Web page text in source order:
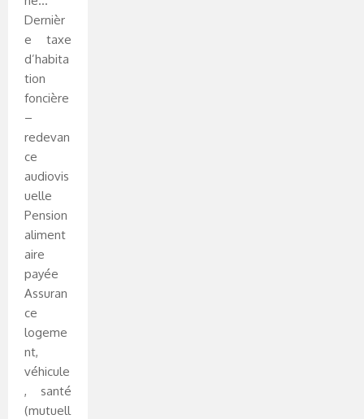
Dernièr
e taxe
d’habita
tion
foncière
–
redevan
ce
audiovis
uelle
Pension
aliment
aire
payée
Assuran
ce
logeme
nt,
véhicule
, santé
(mutuell